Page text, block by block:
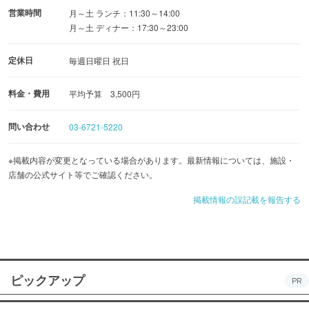
タイをイメージした美空間は個室使いや貸切パーティーに
【タイ料理で宴会】【タイ料理でパーティー】【タイ料理
で記念日】
営業時間
月～土 ランチ：11:30～14:00
月～土 ディナー：17:30～23:00
定休日 毎週日曜日 祝日
料金・費用 平均予算 3,500円
問い合わせ 03-6721-5220
※掲載内容が変更となっている場合があります。最新情報については、施設・
店舗の公式サイト等でご確認ください。
掲載情報の誤記載を報告する
ピックアップ PR